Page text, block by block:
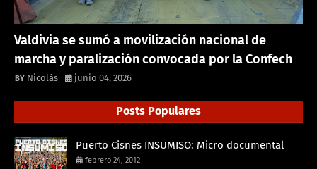
Valdivia se sumó a movilización nacional de
marcha y paralización convocada por la Confech
Nicolás junio 04, 2026
Posts Populares
Puerto Cisnes INSUMISO: Micro documental
febrero 24, 2012